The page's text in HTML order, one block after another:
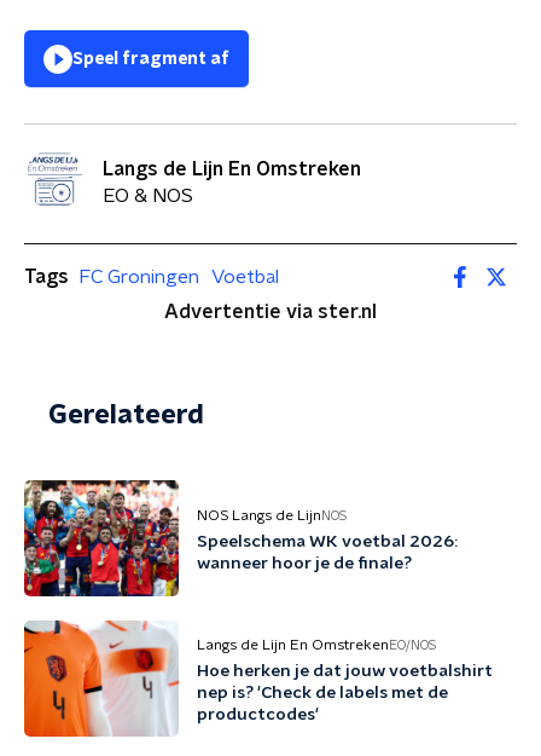
Speel fragment af
Langs de Lijn En Omstreken
EO & NOS
Tags FC Groningen
Voetbal
Advertentie via ster.nl
Gerelateerd
NOS Langs de Lijn NOS
Speelschema WK voetbal 2026:
wanneer hoor je de finale?
Langs de Lijn En Omstreken EO/NOS
Hoe herken je dat jouw voetbalshirt
nep is? 'Check de labels met de
productcodes'